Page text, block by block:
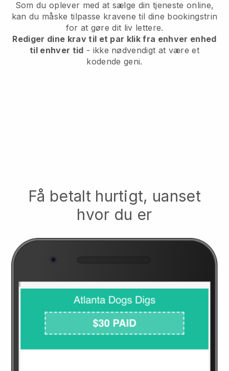
Som du oplever med at sælge din tjeneste online,
kan du måske tilpasse kravene til dine bookingstrin
for at gøre dit liv lettere.
Rediger dine krav til et par klik fra enhver enhed
til enhver tid - ikke nødvendigt at være et
kodende geni.
Få betalt hurtigt, uanset
hvor du er